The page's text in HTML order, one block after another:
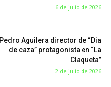
6 de julio de 2026
Pedro Aguilera director de “Dia
de caza” protagonista en “La
Claqueta”
2 de julio de 2026